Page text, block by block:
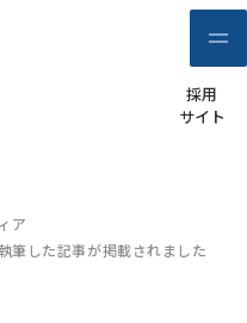
採用
サイト
ア
筆した記事が掲載されました